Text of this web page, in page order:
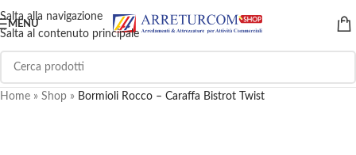
Salta alla navigazione
Salta al contenuto principale
MENU
Home » Shop » Bormioli Rocco – Caraffa Bistrot Twist